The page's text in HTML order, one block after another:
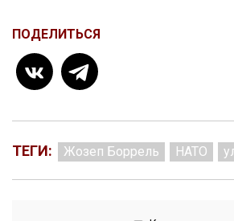
ПОДЕЛИТЬСЯ
ТЕГИ: Жозеп Боррель НАТО